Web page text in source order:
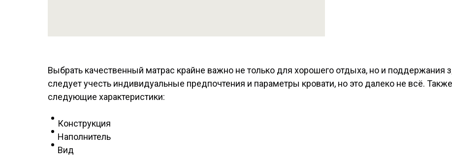
Выбрать качественный матрас крайне важно не только для хорошего отдыха, но и поддержания
следует учесть индивидуальные предпочтения и параметры кровати, но это далеко не всё.
следующие характеристики:
Конструкция
Наполнитель
Вид